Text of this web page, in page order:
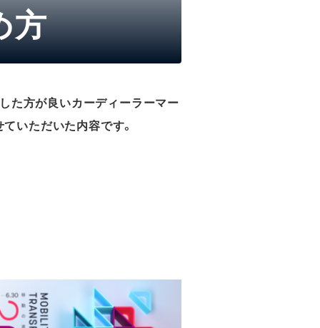
方
た方が良いカーディーラーマー
いただいた内容です。